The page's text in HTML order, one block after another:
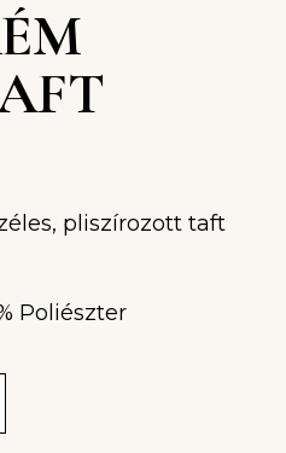
pliszírozott taft
Poliészter